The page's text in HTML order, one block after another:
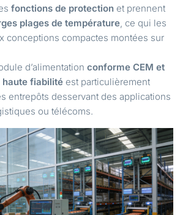
fonctions de protection et prennent
plages de température , ce qui les
conceptions compactes montées sur
d’alimentationconforme CEM et
haute fiabilité est particulièrement
entrepôts desservant des applications
ou télécoms.